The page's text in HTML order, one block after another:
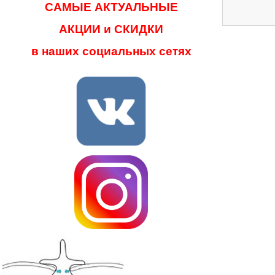
САМЫЕ АКТУАЛЬНЫЕ
АКЦИИ и СКИДКИ
в наших социальных сетях